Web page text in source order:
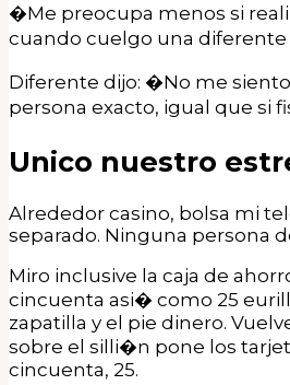
�Me preocupa menos si
cuando cuelgo una
Diferente dijo: �No me
persona exacto, igual que si
Unico nuestro
Alrededor casino, bolsa mi
separado. Ninguna persona
Miro inclusive la caja de
cincuenta asi� como 25
zapatilla y el pie dinero.
sobre el silli�n pone los
cincuenta, 25.